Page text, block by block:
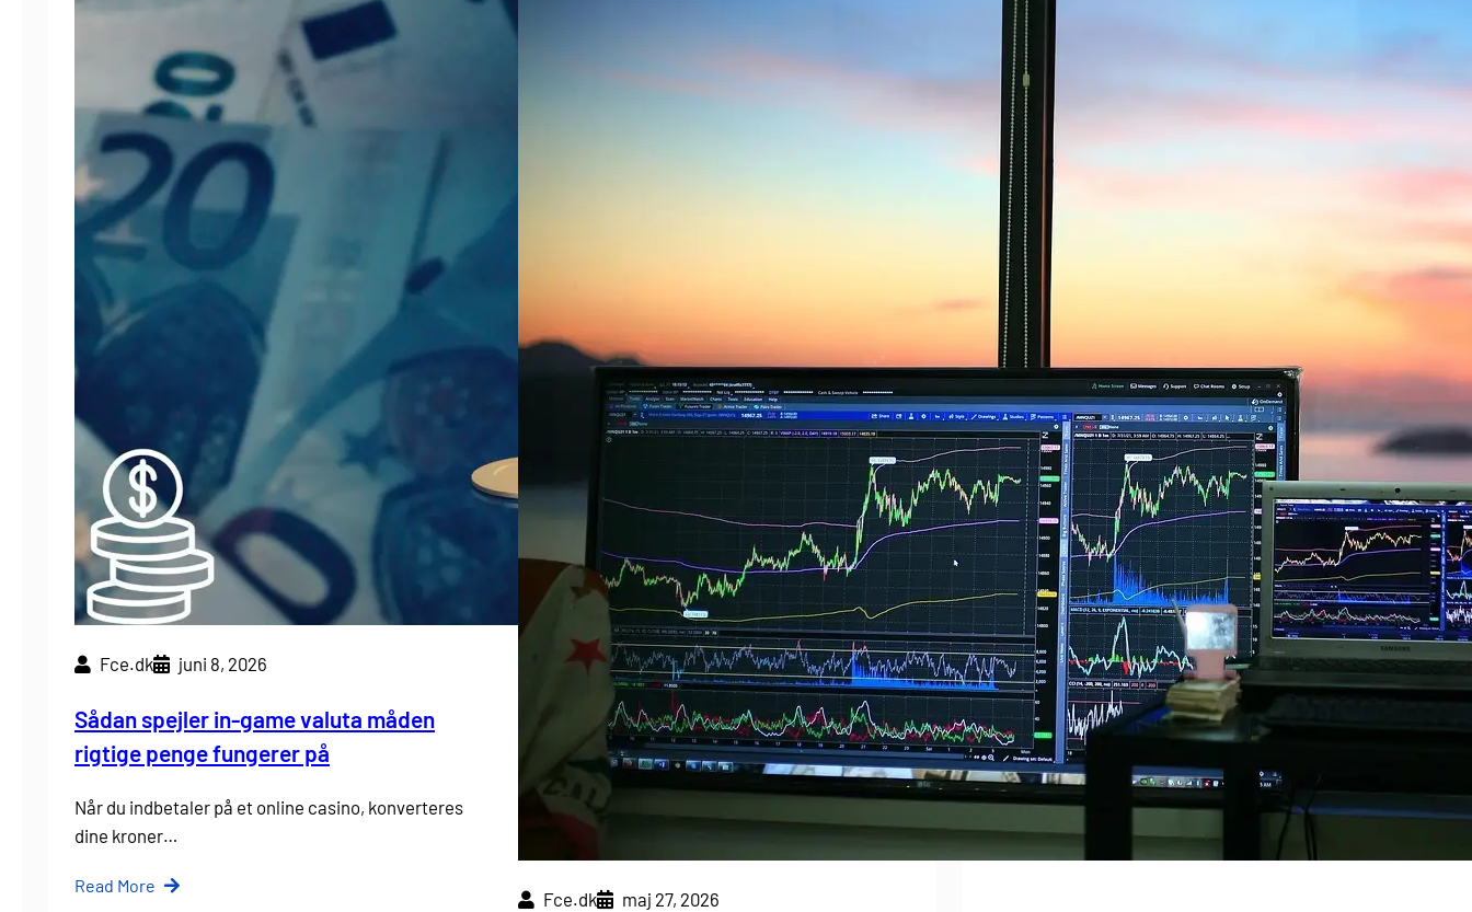
Fce.dk juni 8, 2026
Sådan spejler in-game valuta måden
rigtige penge fungerer på
Når du indbetaler på et online casino, konverteres
dine kroner…
Read More
Fce.dk maj 27, 2026